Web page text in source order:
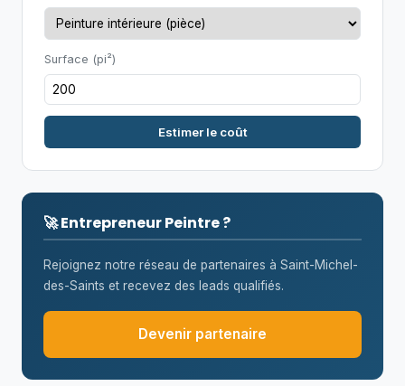
Surface (pi²)
Estimer le coût
🚀 Entrepreneur Peintre ?
Rejoignez notre réseau de partenaires à Saint-Michel-
des-Saints et recevez des leads qualifiés.
Devenir partenaire